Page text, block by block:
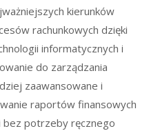
kierunków
rachunkowych dzięki
informatycznych i
do zarządzania
zaawansowane i
raportów finansowych
bez potrzeby ręcznego